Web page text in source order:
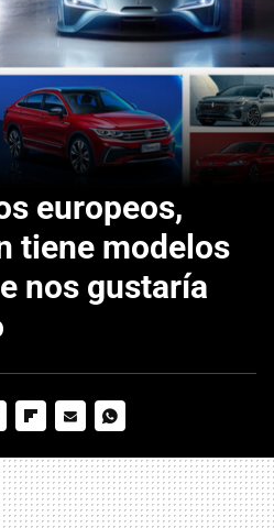
europeos,
tiene modelos
nos gustaría
MAIL